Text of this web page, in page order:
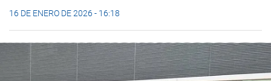
16 DE ENERO DE 2026 - 16:18